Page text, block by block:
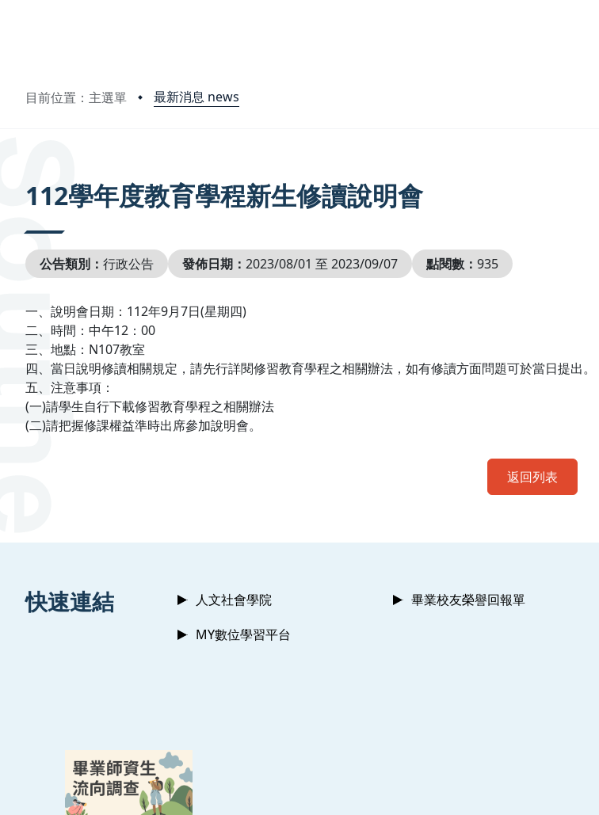
目前位置：主選單 最新消息 news
112學年度教育學程新生修讀說明會
公告類別： 行政公告 發佈日期： 2023/08/01 至 2023/09/07 點閱數： 935
一、說明會日期：112年9月7日(星期四)
二、時間：中午12：00
三、地點：N107教室
四、當日說明修讀相關規定，請先行詳閱修習教育學程之相關辦法，如有修讀方面問題可於當日提出。
五、注意事項：
(一)請學生自行下載修習教育學程之相關辦法
(二)請把握修課權益準時出席參加說明會。
返回列表
快速連結 人文社會學院 畢業校友榮譽回報單
MY數位學習平台